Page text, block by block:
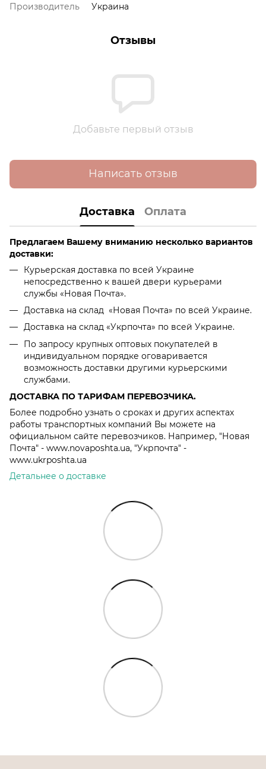
Производитель
Украина
Отзывы
Добавьте первый отзыв
Написать отзыв
Доставка Оплата
Предлагаем Вашему вниманию несколько вариантов
доставки:
Курьерская доставка по всей Украине
непосредственно к вашей двери курьерами
службы «Новая Почта».
Доставка на склад «Новая Почта» по всей Украине.
Доставка на склад «Укрпочта» по всей Украине.
По запросу крупных оптовых покупателей в
индивидуальном порядке оговаривается
возможность доставки другими курьерскими
службами.
ДОСТАВКА ПО ТАРИФАМ ПЕРЕВОЗЧИКА.
Более подробно узнать о сроках и других аспектах
работы транспортных компаний Вы можете на
официальном сайте перевозчиков. Например, "Новая
Почта" - www.novaposhta.ua, "Укрпочта" -
www.ukrposhta.ua
Детальнее о доставке